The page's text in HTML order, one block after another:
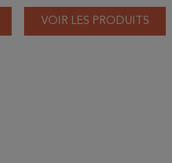
VOIR LES PRODUITS